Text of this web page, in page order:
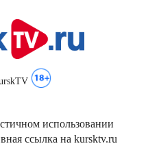
использовании
ссылка на kursktv.ru